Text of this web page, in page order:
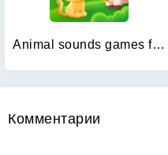
Animal sounds games for babies
Комментарии